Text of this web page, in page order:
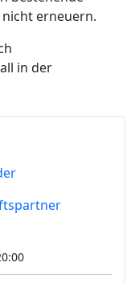
erneuern.
in der